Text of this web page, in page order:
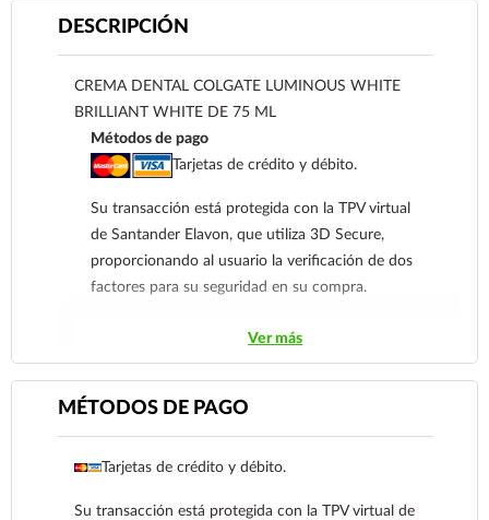
DESCRIPCIÓN
CREMA DENTAL COLGATE LUMINOUS WHITE
BRILLIANT WHITE DE 75 ML
Métodos de pago
Tarjetas de crédito y débito.
Su transacción está protegida con la TPV virtual
de Santander Elavon, que utiliza 3D Secure,
proporcionando al usuario la verificación de dos
factores para su seguridad en su compra.
Contra Entrega para clientes de
Transferencia Bancaria a nombre de Farmacia
Ver más
MÉTODOS DE PAGO
Tarjetas de crédito y débito.
Su transacción está protegida con la TPV virtual de